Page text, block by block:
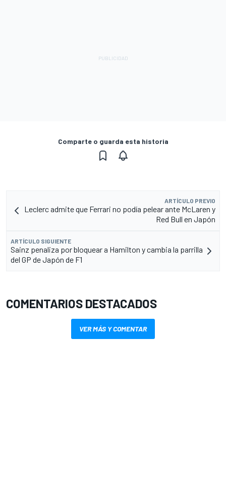
Comparte o guarda esta historia
ARTÍCULO PREVIO
Leclerc admite que Ferrari no podía pelear ante McLaren y
Red Bull en Japón
ARTÍCULO SIGUIENTE
Sainz penaliza por bloquear a Hamilton y cambia la parrilla
del GP de Japón de F1
COMENTARIOS DESTACADOS
VER MÁS Y COMENTAR